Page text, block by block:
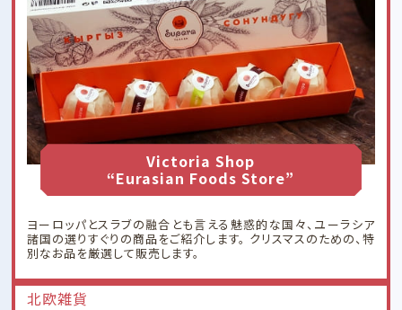
Victoria Shop
“Eurasian Foods Store”
ヨーロッパとスラブの融合とも言える魅惑的な国々、ユーラシア
諸国の選りすぐりの商品をご紹介します。 クリスマスのための、特
別なお品を厳選して販売します。
北欧雑貨